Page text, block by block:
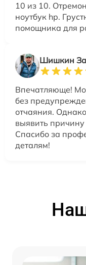
10 из 10.
ноутбук hp.
помощника для
Шишкин
Впечатляюще!
без
отчаяния.
выявить
Спасибо за
деталям!